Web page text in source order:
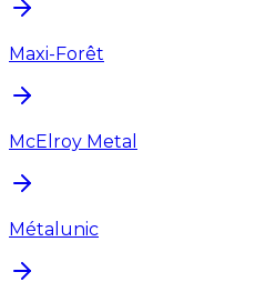
Maxi-Forêt
McElroy Metal
Métalunic